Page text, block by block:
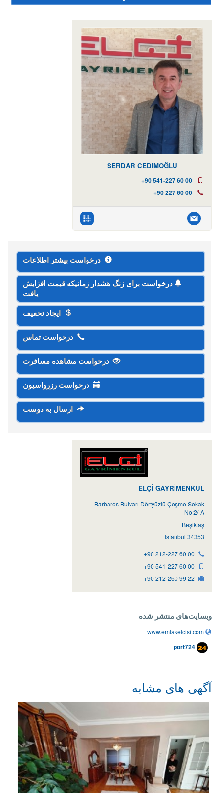
SERDAR CEDIMOĞLU
+90 541-227 60 00
+90 227 60 00
درخواست بیشتر اطلاعات
درخواست برای زنگ هشدار زمانیکه قیمت افزایش
یافت
ایجاد تخفیف
درخواست تماس
درخواست مشاهده مسافرت
درخواست رزرواسیون
ارسال به دوست
ELÇİ GAYRİMENKUL
Barbaros Bulvarı Dörtyüzlü Çeşme Sokak
No:2/-A
Beşiktaş
34353 Istanbul
+90 212-227 60 00
+90 541-227 60 00
+90 212-260 99 22
وبسایت‌های منتشر شده
port724
آگهی های مشابه